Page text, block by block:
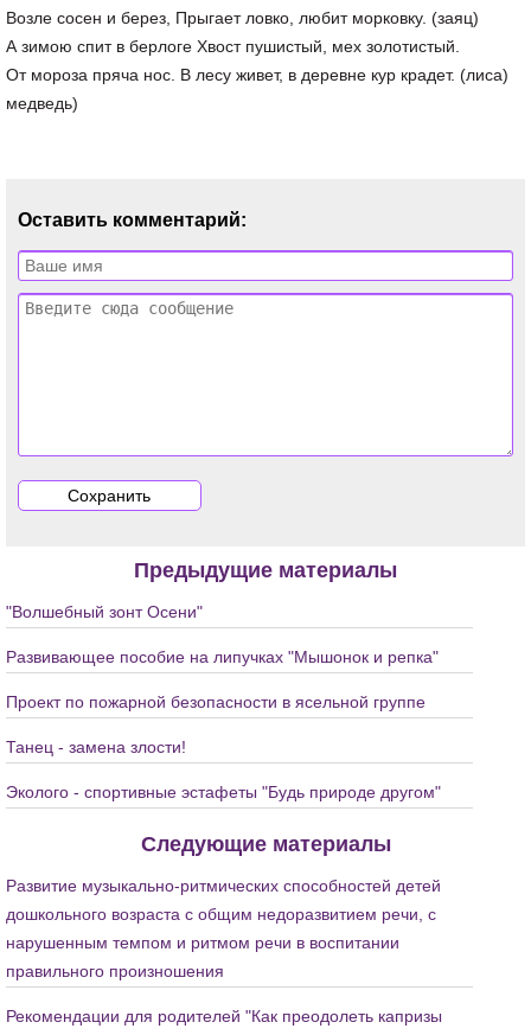
Возле сосен и берез, Прыгает ловко, любит морковку. (заяц)
А зимою спит в берлоге Хвост пушистый, мех золотистый.
От мороза пряча нос. В лесу живет, в деревне кур крадет. (лиса)
медведь)
Оставить комментарий:
Предыдущие материалы
"Волшебный зонт Осени"
Развивающее пособие на липучках "Мышонок и репка"
Проект по пожарной безопасности в ясельной группе
Танец - замена злости!
Эколого - спортивные эстафеты "Будь природе другом"
Следующие материалы
Развитие музыкально-ритмических способностей детей
дошкольного возраста с общим недоразвитием речи, с
нарушенным темпом и ритмом речи в воспитании
правильного произношения
Рекомендации для родителей "Как преодолеть капризы